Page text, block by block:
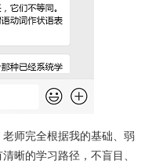
师完全根据我的基础、弱
晰的学习路径，不盲目、